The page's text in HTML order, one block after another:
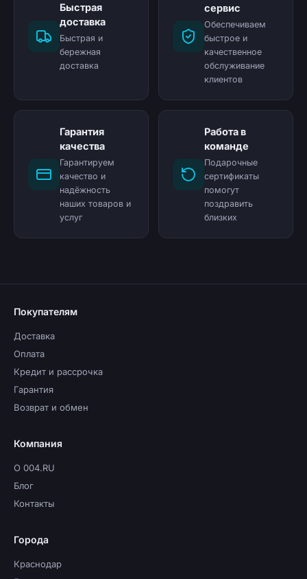
Быстрая
доставка
Быстрая и
бережная
доставка
сервис
Обеспечиваем
быстрое и
качественное
обслуживание
клиентов
Гарантия
качества
Гарантируем
качество и
надёжность
наших товаров и
услуг
Работа в
команде
Подарочные
сертификаты
помогут
поздравить
близких
Покупателям
Доставка
Оплата
Кредит и рассрочка
Гарантия
Возврат и обмен
Компания
О 004.RU
Блог
Контакты
Города
Краснодар